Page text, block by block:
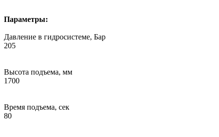
Параметры:
Давление в гидросистеме, Бар
205
Высота подъема, мм
1700
Время подъема, сек
80